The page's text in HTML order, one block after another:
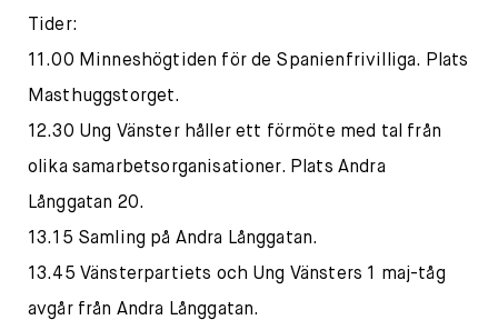
Tider:
11.00 Minneshögtiden för de Spanienfrivilliga. Plats
Masthuggstorget.
12.30 Ung Vänster håller ett förmöte med tal från
olika samarbetsorganisationer. Plats Andra
Långgatan 20.
13.15 Samling på Andra Långgatan.
13.45 Vänsterpartiets och Ung Vänsters 1 maj-tåg
avgår från Andra Långgatan.